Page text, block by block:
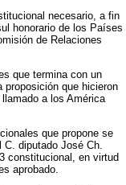
necesario, a fin
honorario de los Países
de Relaciones
que termina con un
proposición que hicieron
a los América
que propone se
diputado José Ch.
constitucional, en virtud
aprobado.